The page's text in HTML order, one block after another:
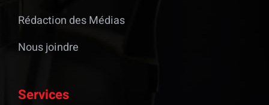
Rédaction des Médias
Nous joindre
Services